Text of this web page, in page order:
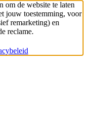
om de website te laten
jouw toestemming, voor
remarketing) en
reclame.